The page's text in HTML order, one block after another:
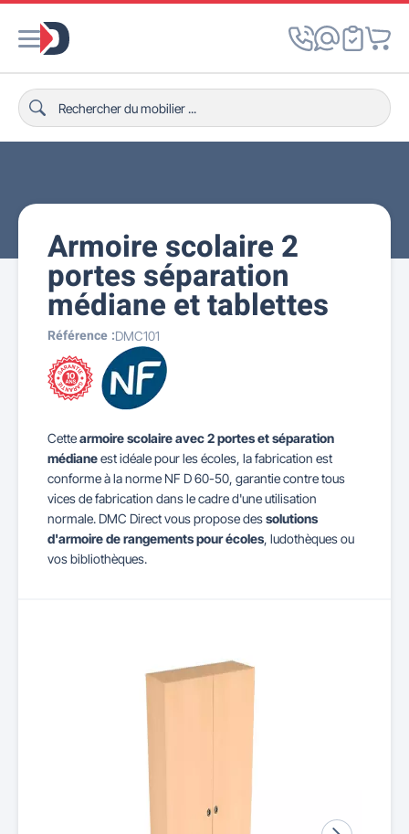
Armoire scolaire 2
portes séparation
médiane et tablettes
Référence :DMC101
Cettearmoire scolaire avec 2 portes et séparation
médianeest idéale pour les écoles, la fabrication est
conforme à la norme NF D 60-50, garantie contre tous
vices de fabrication dans le cadre d'une utilisation
normale. DMC Direct vous propose dessolutions
d'armoire de rangements pourécoles, ludothèques ou
vos bibliothèques.